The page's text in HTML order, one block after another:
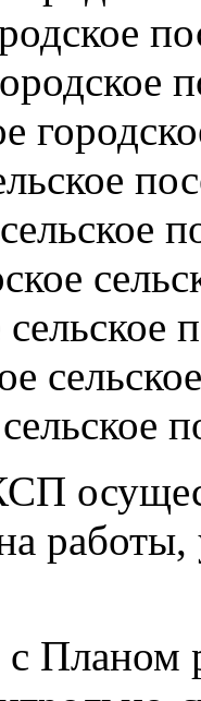
работы,
с Планом